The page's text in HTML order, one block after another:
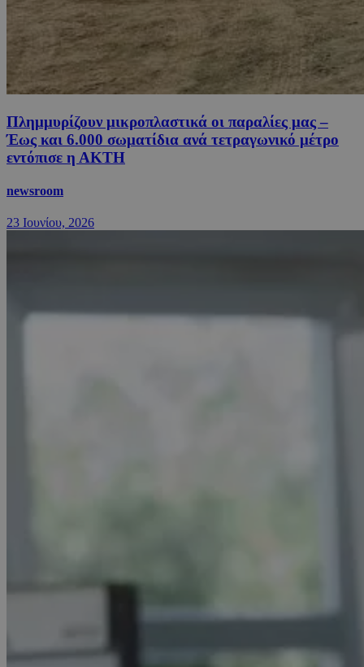
Πλημμυρίζουν μικροπλαστικά οι παραλίες μας –
Έως και 6.000 σωματίδια ανά τετραγωνικό μέτρο
εντόπισε η ΑΚΤΗ
newsroom
23 Ιουνίου, 2026